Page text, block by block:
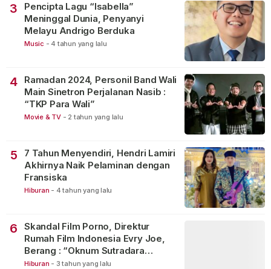
3
Pencipta Lagu “Isabella”
Meninggal Dunia, Penyanyi
Melayu Andrigo Berduka
Music - 4 tahun yang lalu
4
Ramadan 2024, Personil Band Wali
Main Sinetron Perjalanan Nasib :
“TKP Para Wali”
Movie & TV - 2 tahun yang lalu
5
7 Tahun Menyendiri, Hendri Lamiri
Akhirnya Naik Pelaminan dengan
Fransiska
Hiburan - 4 tahun yang lalu
6
Skandal Film Porno, Direktur
Rumah Film Indonesia Evry Joe,
Berang : “Oknum Sutradara
Merusak Perfilman Indonesia”!
Hiburan - 3 tahun yang lalu